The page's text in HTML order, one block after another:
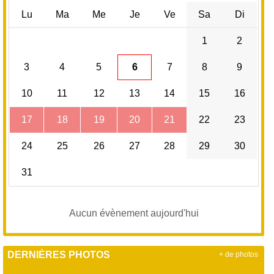
Lu Ma Me Je Ve Sa Di
1 2
3 4 5 6 7 8 9
10 11 12 13 14 15 16
17 18 19 20 21 22 23
24 25 26 27 28 29 30
31
Aucun évènement aujourd'hui
DERNIÈRES PHOTOS + de photos